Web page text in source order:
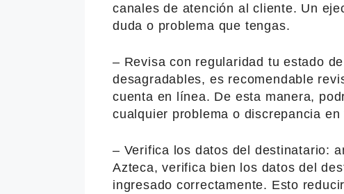
canales de atención al cliente. Un
duda o problema que tengas.
– Revisa con regularidad tu estado
desagradables, es recomendable
cuenta en línea. De esta manera,
cualquier problema o discrepancia
– Verifica los datos del destinatario:
Azteca, verifica bien los datos del
ingresado correctamente. Esto